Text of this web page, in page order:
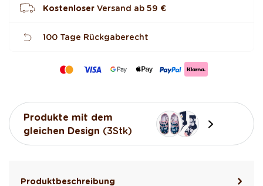
Kostenloser Versand ab 59 €
100 Tage Rückgaberecht
Produkte mit dem
gleichen Design (3Stk)
Produktbeschreibung